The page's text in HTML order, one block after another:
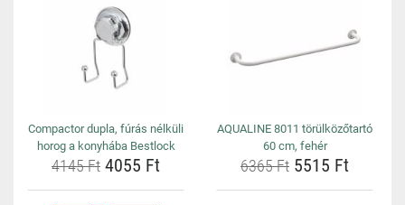
Compactor dupla, fúrás nélküli
horog a konyhába Bestlock
4145 Ft 4055 Ft
AQUALINE 8011 törülközőtartó
60 cm, fehér
6365 Ft 5515 Ft